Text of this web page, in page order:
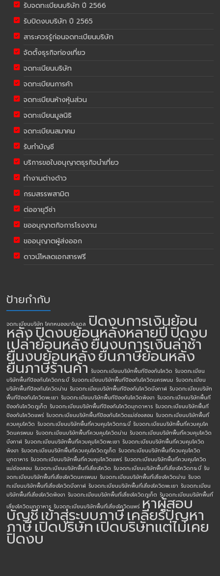
รับจดทะเบียนบริษัท ปี 2566
รับปิดงบบริษัท ปี 2565
สาระควรรู้ก่อนจดทะเบียนบริษัท
จัดตั้งธุรกิจท่องเที่ยว
จดทะเบียนบริษัท
จดทะเบียนการค้า
จดทะเบียนห้างหุ้นส่วน
จดทะเบียนมูลนิธิ
จดทะเบียนสมาคม
รับทำบัญชี
บริการขอใบอนุญาตธุรกิจนำเที่ยว
ทำงานต่างด้าว
กรมสรรพสามิต
ต่ออายุวีซ่า
ขออนุญาตกิจการโรงงาน
ขออนุญาตผู้ส่งออก
ดาวน์โหลดเอกสารฟรี
ป้ายกำกับ
จดทะเบียนบริษัท โคกหนองนาโมเดล ปิดงบการเงินย้อน
หลังปิดงบย้อนหลังหลายปีปิดงบ
เปล่าย้อนหลังยื่นงบการเงินล่าช้า
ยื่นงบย้อนหลังยื่นภาษีย้อนหลัง
ยื่นภาษีร้านค้า รับจดทะเบียนบริษัทพื้นทีป้องกันโควิด รับจดทะเบียน
บริษัทพื้นทีป้องกันโควิดกระบี่ รับจดทะเบียนบริษัทพื้นทีป้องกันโควิดนครพนม รับจดทะเบียน
บริษัทพื้นทีป้องกันโควิดน่าน รับจดทะเบียนบริษัทพื้นทีป้องกันโควิดบึงกาฬ รับจดทะเบียนบริษัท
พื้นทีป้องกันโควิดพะเยา รับจดทะเบียนบริษัทพื้นทีป้องกันโควิดพังงา รับจดทะเบียนบริษัทพื้นที
ป้องกันโควิดภูเก็ต รับจดทะเบียนบริษัทพื้นทีป้องกันโควิดมุกดาหาร รับจดทะเบียนบริษัทพื้นที
ป้องกันโควิดแพร่ รับจดทะเบียนบริษัทพื้นทีป้องกันโควิดแม่ฮ่องสอน รับจดทะเบียนบริษัทพื้นที่
ควบคุมโควิด รับจดทะเบียนบริษัทพื้นที่ควบคุมโควิดกระบี่ รับจดทะเบียนบริษัทพื้นที่ควบคุมโค
วิดนครพนม รับจดทะเบียนบริษัทพื้นที่ควบคุมโควิดน่าน รับจดทะเบียนบริษัทพื้นที่ควบคุมโควิด
บึงกาฬ รับจดทะเบียนบริษัทพื้นที่ควบคุมโควิดพะเยา รับจดทะเบียนบริษัทพื้นที่ควบคุมโควิด
พังงา รับจดทะเบียนบริษัทพื้นที่ควบคุมโควิดภูเก็ต รับจดทะเบียนบริษัทพื้นที่ควบคุมโควิด
มุกดาหาร รับจดทะเบียนบริษัทพื้นที่ควบคุมโควิดแพร่ รับจดทะเบียนบริษัทพื้นที่ควบคุมโควิด
แม่ฮ่องสอน รับจดทะเบียนบริษัทพื้นที่เสี่ยงโควิด รับจดทะเบียนบริษัทพื้นที่เสี่ยงโควิดกระบี่ รับ
จดทะเบียนบริษัทพื้นที่เสี่ยงโควิดนครพนม รับจดทะเบียนบริษัทพื้นที่เสี่ยงโควิดน่าน รับจด
ทะเบียนบริษัทพื้นที่เสี่ยงโควิดบึงกาฬ รับจดทะเบียนบริษัทพื้นที่เสี่ยงโควิดพะเยา รับจดทะเบียน
บริษัทพื้นที่เสี่ยงโควิดพังงา รับจดทะเบียนบริษัทพื้นที่เสี่ยงโควิดภูเก็ต รับจดทะเบียนบริษัทพื้นที่
เสี่ยงโควิดมุกดาหาร รับจดทะเบียนบริษัทพื้นที่เสี่ยงโควิดแพร่ หาผู้สอบ
บัญชีเข้าสู่ระบบภาษีเคลียร์ปัญหา
ภาษีเปิดบริษัทเปิดบริษัทแต่ไม่เคย
ปิดงบ